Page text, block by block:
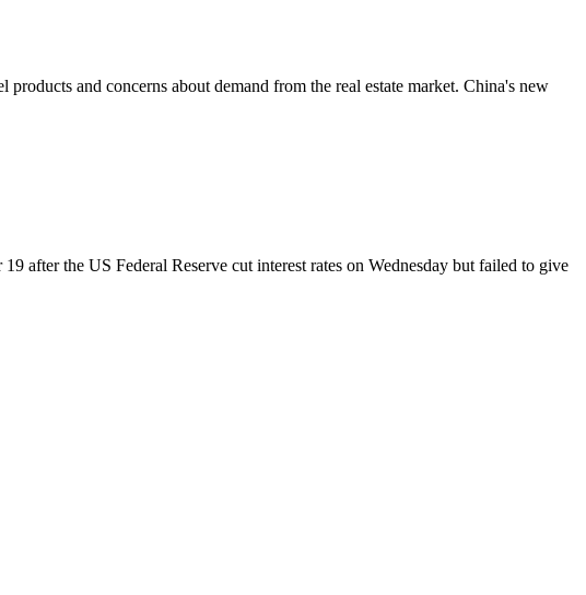
and concerns about demand from the real estate market. China's new
after the US Federal Reserve cut interest rates on Wednesday but failed to give